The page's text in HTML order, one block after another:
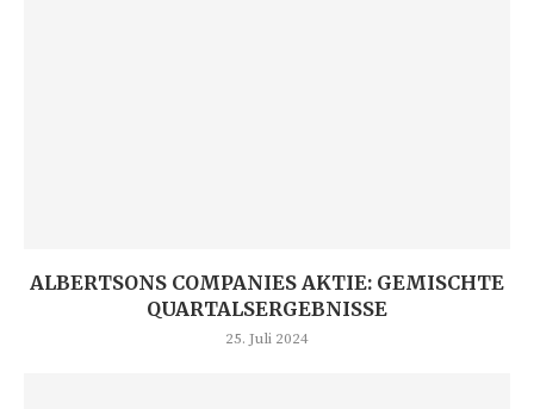
ALBERTSONS COMPANIES AKTIE: GEMISCHTE
QUARTALSERGEBNISSE
25. Juli 2024